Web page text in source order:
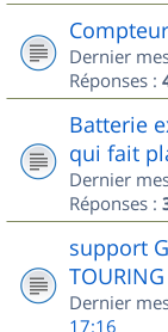
Dernier
Réponses :
Batterie
qui fait
Dernier
Réponses :
support
TOURING
Dernier
17:16